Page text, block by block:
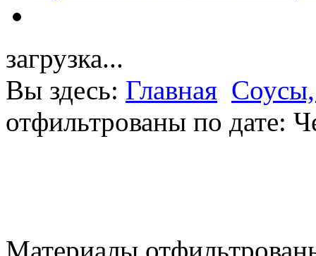
загрузка...
Вы здесь: Главная Соусы,
отфильтрованы по дате: